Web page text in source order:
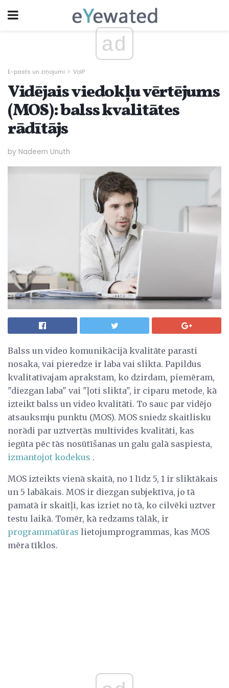
ad
E-pasts un ziņojumi VoIP
Vidējais viedokļu vērtējums
(MOS): balss kvalitātes
rādītājs
by Nadeem Unuth
Balss un video komunikācijā kvalitāte parasti
nosaka, vai pieredze ir laba vai slikta. Papildus
kvalitatīvajam aprakstam, ko dzirdam, piemēram,
"diezgan laba" vai "ļoti slikta", ir ciparu metode, kā
izteikt balss un video kvalitāti. To sauc par vidējo
atsauksmju punktu (MOS). MOS sniedz skaitlisku
norādi par uztvertās multivides kvalitāti, kas
iegūta pēc tās nosūtīšanas un galu galā saspiesta,
izmantojot kodekus .
MOS izteikts vienā skaitā, no 1 līdz 5, 1 ir sliktākais
un 5 labākais. MOS ir diezgan subjektīva, jo tā
pamatā ir skaitļi, kas izriet no tā, ko cilvēki uztver
testu laikā. Tomēr, kā redzams tālāk, ir
programmatūras lietojumprogrammas, kas MOS
mēra tīklos.